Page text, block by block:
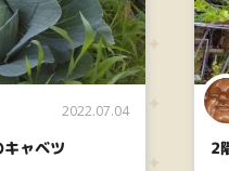
2022.07.04
ャベツ 2